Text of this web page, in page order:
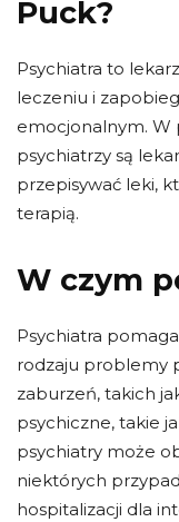
Puck?
Psychiatra to
leczeniu i
emocjonalnym. W
psychiatrzy są
przepisywać leki,
terapią.
W czym
Psychiatra
rodzaju problemy
zaburzeń, takich
psychiczne, takie
psychiatry może
niektórych
hospitalizacji dla